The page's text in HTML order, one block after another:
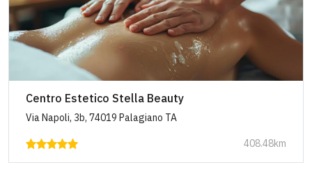
Centro Estetico Stella Beauty
Via Napoli, 3b, 74019 Palagiano TA
408.48km